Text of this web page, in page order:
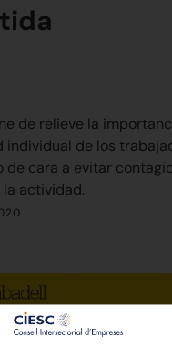
de relieve la
individual de los
de cara a evitar
la actividad.